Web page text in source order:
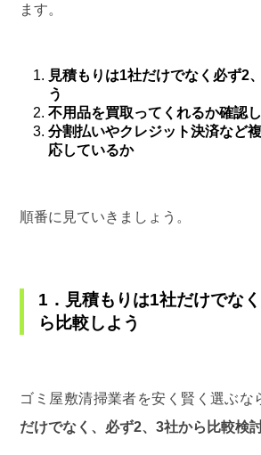
ます。
見積もりは1社だけでなく必ず2
う
不用品を買取ってくれるか確認
分割払いやクレジット決済など
応しているか
順番に見ていきましょう。
1．見積もりは1社だけでな
ら比較しよう
ゴミ屋敷清掃業者を安く賢く選ぶな
だけでなく、必ず2、3社から比較検